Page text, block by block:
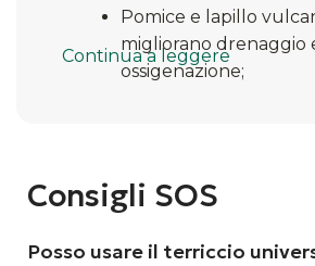
Pomice e lapillo
migliorano drenaggio
ossigenazione;
le radici crescano forti,
rischiare ristagni
Continua a leggere
Consigli SOS
Posso usare il terriccio